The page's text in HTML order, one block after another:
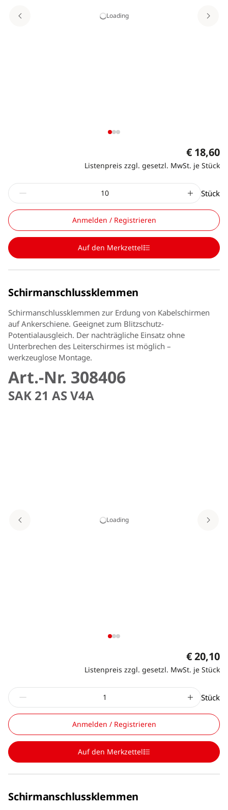
Loading
€ 18,60
Listenpreis zzgl. gesetzl. MwSt. je Stück
Stück
Anmelden / Registrieren
Auf den Merkzettel
Schirmanschlussklemmen
Schirmanschlussklemmen zur Erdung von Kabelschirmen
auf Ankerschiene. Geeignet zum Blitzschutz-
Potentialausgleich. Der nachträgliche Einsatz ohne
Unterbrechen des Leiterschirmes ist möglich –
werkzeuglose Montage.
Art.-Nr. 308406
SAK 21 AS V4A
Loading
€ 20,10
Listenpreis zzgl. gesetzl. MwSt. je Stück
Stück
Anmelden / Registrieren
Auf den Merkzettel
Schirmanschlussklemmen